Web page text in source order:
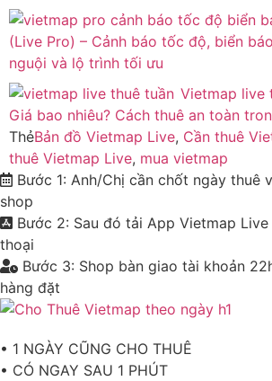
(Live Pro) – Cảnh báo tốc độ, biển
nguội và lộ trình tối ưu
Vietmap live
Giá bao nhiêu? Cách thuê an toàn
ThẻBản đồ Vietmap Live, Cần thuê
thuê Vietmap Live, mua vietmap
Bước 1: Anh/Chị cần chốt ngày thuê
shop
Bước 2: Sau đó tải App Vietmap
thoại
Bước 3: Shop bàn giao tài khoản
hàng đặt
• 1 NGÀY CŨNG CHO THUÊ
• CÓ NGAY SAU 1 PHÚT